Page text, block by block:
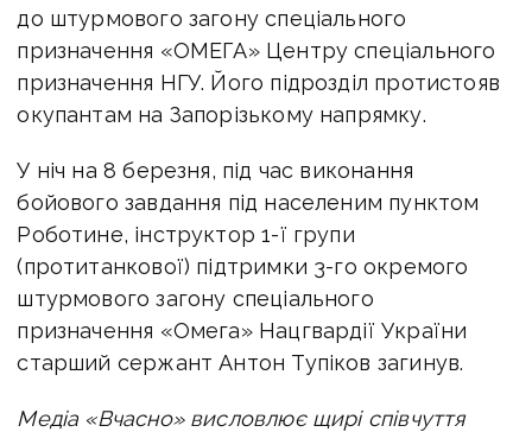
до штурмового загону спеціального
призначення «ОМЕГА» Центру спеціального
призначення НГУ. Його підрозділ протистояв
окупантам на Запорізькому напрямку.
У ніч на 8 березня, під час виконання
бойового завдання під населеним пунктом
Роботине, інструктор 1-ї групи
(протитанкової) підтримки 3-го окремого
штурмового загону спеціального
призначення «Омега» Нацгвардії України
старший сержант Антон Тупіков загинув.
Медіа «Вчасно» висловлює щирі співчуття